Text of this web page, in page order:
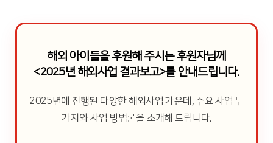
해외 아이들을 후원해 주시는 후원자님께
<2025년 해외사업 결과보고>를 안내드립니다.
2025년에 진행된 다양한 해외사업 가운데, 주요 사업 두
가지와 사업 방법론을 소개해 드립니다.